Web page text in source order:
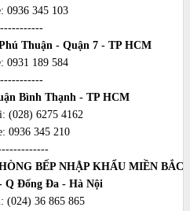
0936 345 103
Thuận - Quận 7 - TP HCM
0931 189 584
Bình Thạnh - TP HCM
(028) 6275 4162
0936 345 210
BẾP NHẬP KHẨU MIỀN BẮC
Q Đống Đa - Hà Nội
(024) 36 865 865